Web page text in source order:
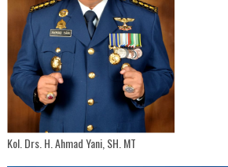
Kol. Drs. H. Ahmad Yani, SH. MT